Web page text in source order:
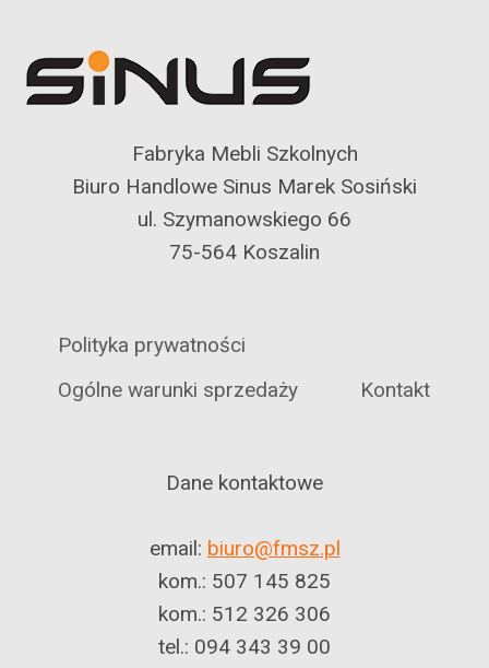
Fabryka Mebli Szkolnych
Biuro Handlowe Sinus Marek Sosiński
ul. Szymanowskiego 66
75-564 Koszalin
Polityka prywatności
Ogólne warunki sprzedaży
Kontakt
Dane kontaktowe
email: biuro@fmsz.pl
kom.: 507 145 825
kom.: 512 326 306
tel.: 094 343 39 00